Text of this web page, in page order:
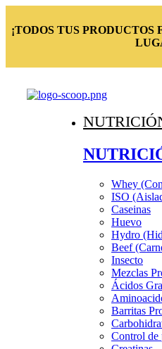
¡TODOS TUS
Whey
ISO
Caseinas
Huevo
Hydro
Beef
Insecto
Mezclas
Ácidos
Barritas
Control de